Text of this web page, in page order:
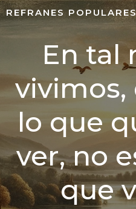
REFRANES
En tal
vivimos,
lo que
ver, no
que